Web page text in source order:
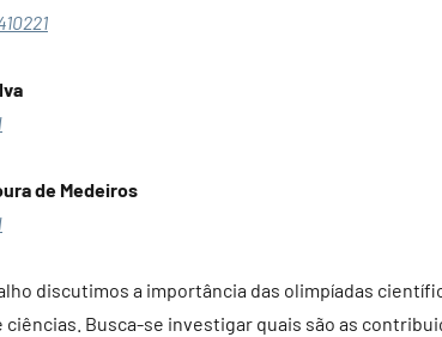
de Medeiros
discutimos a importância das olimpíadas
ciências. Busca-se investigar quais são as